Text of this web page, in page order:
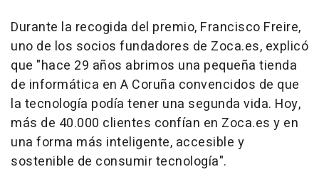
Durante la recogida del premio, Francisco Freire,
uno de los socios fundadores de Zoca.es, explicó
que "hace 29 años abrimos una pequeña tienda
de informática en A Coruña convencidos de que
la tecnología podía tener una segunda vida. Hoy,
más de 40.000 clientes confían en Zoca.es y en
una forma más inteligente, accesible y
sostenible de consumir tecnología".